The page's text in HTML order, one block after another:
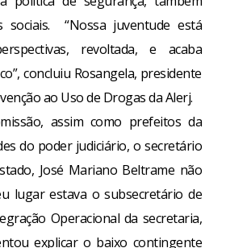
sociais. “Nossa juventude está
revoltada, e acaba
concluiu Rosangela, presidente
ao Uso de Drogas da Alerj.
assim como prefeitos da
do poder judiciário, o secretário
José Mariano Beltrame não
lugar estava o subsecretário de
Operacional da secretaria,
explicar o baixo contingente